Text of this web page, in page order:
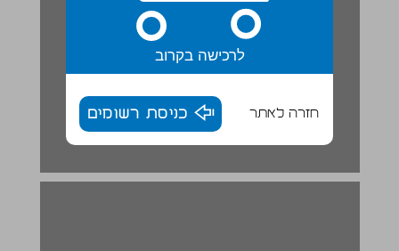
לרכישה בקרוב
חזרה לאתר כניסת רשומים